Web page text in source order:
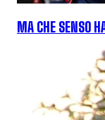
MA CHE SENSO